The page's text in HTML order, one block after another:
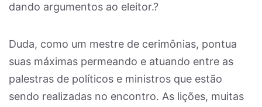
dando argumentos ao eleitor.?
Duda, como um mestre de cerimônias, pontua
suas máximas permeando e atuando entre as
palestras de políticos e ministros que estão
sendo realizadas no encontro. As lições, muitas